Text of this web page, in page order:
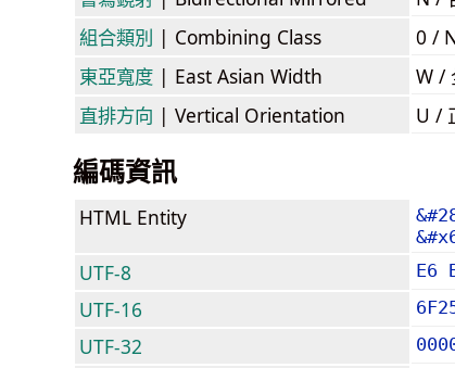
組合類別 | Combining Class
0 /
東亞寬度 | East Asian Width W /
直排方向 | Vertical Orientation U /
編碼資訊
HTML Entity
UTF-8 E6
UTF-16
UTF-32